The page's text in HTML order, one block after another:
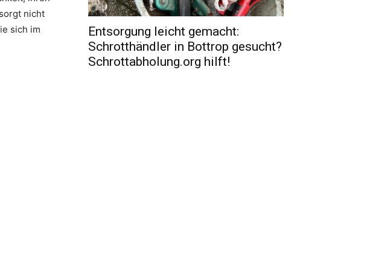
nicht
sich im
Entsorgung leicht gemacht:
Schrotthändler in Bottrop gesucht?
Schrottabholung.org hilft!